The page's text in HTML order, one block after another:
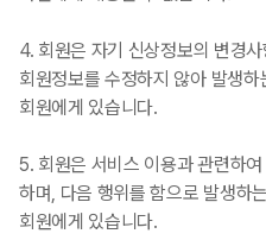
4. 회원은 자기 신상정보의 변경
회원정보를 수정하지 않아 발생
회원에게 있습니다.
5. 회원은 서비스 이용과 관련하
하며, 다음 행위를 함으로 발생하
회원에게 있습니다.